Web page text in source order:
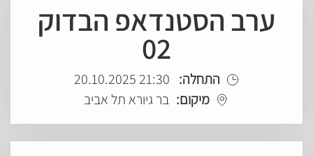
ערב הסטנדאפ הבדוק
02
התחלה: 21:30 20.10.2025
מיקום: בר גיורא תל אביב